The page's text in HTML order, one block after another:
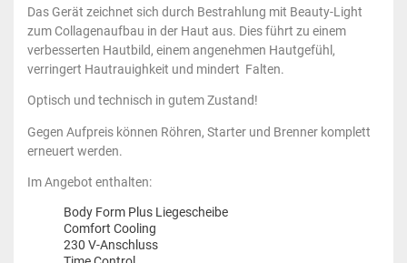
Das Gerät zeichnet sich durch Bestrahlung mit Beauty-Light
zum Collagenaufbau in der Haut aus. Dies führt zu einem
verbesserten Hautbild, einem angenehmen Hautgefühl,
verringert Hautrauighkeit und mindert Falten.
Optisch und technisch in gutem Zustand!
Gegen Aufpreis können Röhren, Starter und Brenner komplett
erneuert werden.
Im Angebot enthalten:
Body Form Plus Liegescheibe
Comfort Cooling
230 V-Anschluss